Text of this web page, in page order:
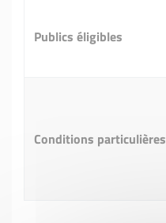
Publics éligibles
Conditions particulières